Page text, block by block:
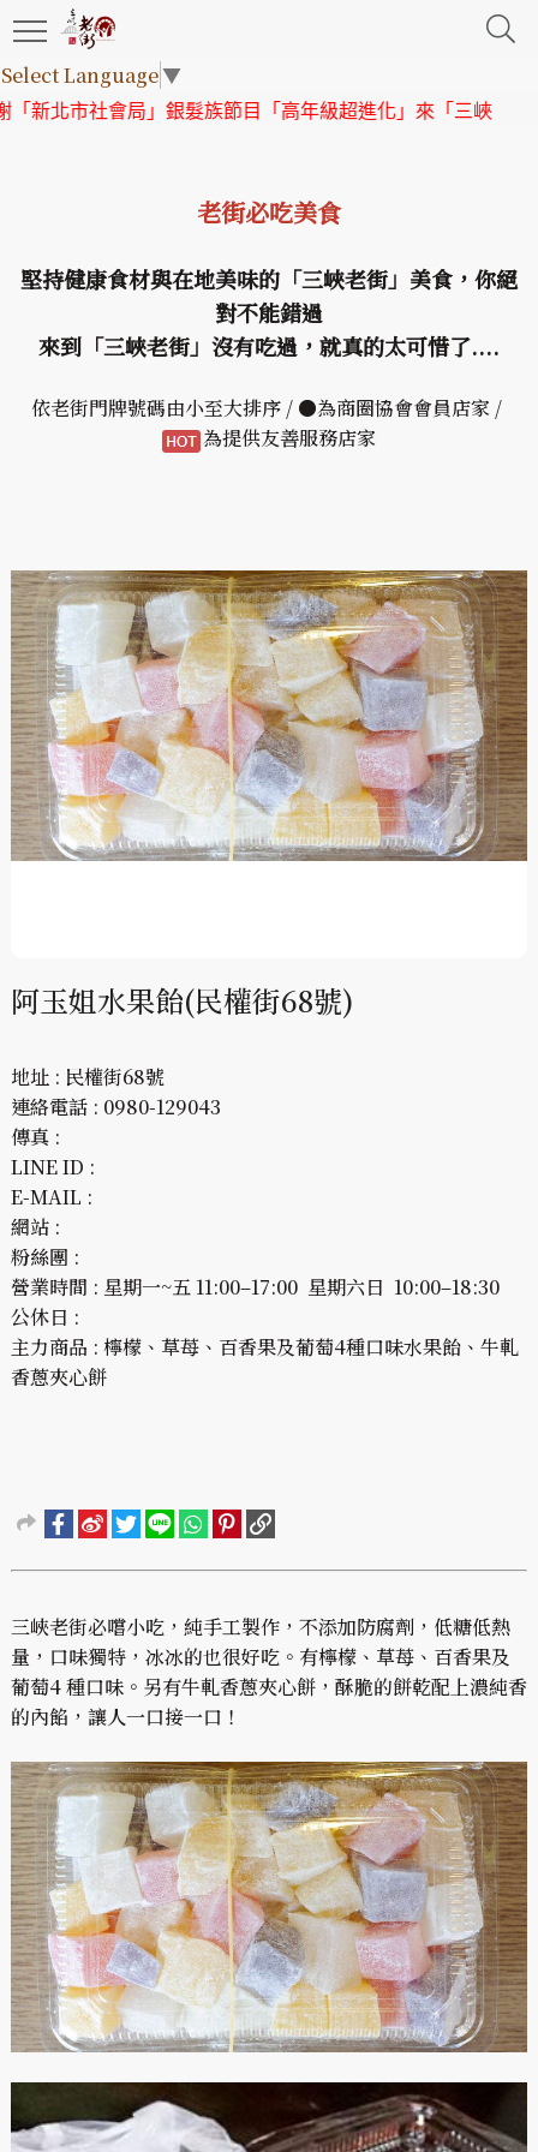
Select Language▼
社會局」銀髮族節目「高年級超進化」來「三峽老街」取景
老街必吃美食
堅持健康食材與在地美味的「三峽老街」美食，你絕
對不能錯過
來到「三峽老街」沒有吃過，就真的太可惜了....
依老街門牌號碼由小至大排序 / ●為商圈協會會員店家 /
為提供友善服務店家
阿玉姐水果飴(民權街68號)
地址 : 民權街68號
連絡電話 : 0980-129043
傳真 :
LINE ID :
E-MAIL :
網站 :
粉絲團 :
營業時間 : 星期一~五 11:00–17:00 星期六日 10:00–18:30
公休日 :
主力商品 : 檸檬、草苺、百香果及葡萄4種口味水果飴、牛軋
香蔥夾心餅
三峽老街必嚐小吃，純手工製作，不添加防腐劑，低糖低熱
量，口味獨特，冰冰的也很好吃。有檸檬、草苺、百香果及
葡萄4 種口味。另有牛軋香蔥夾心餅，酥脆的餅乾配上濃純香
的內餡，讓人一口接一口！